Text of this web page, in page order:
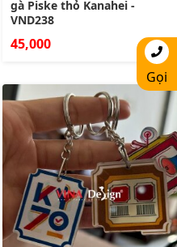
gà Piske thỏ Kanahei -
VND238
45,000
Gọi